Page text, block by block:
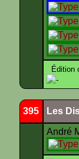
Édition
-
395 Les
André